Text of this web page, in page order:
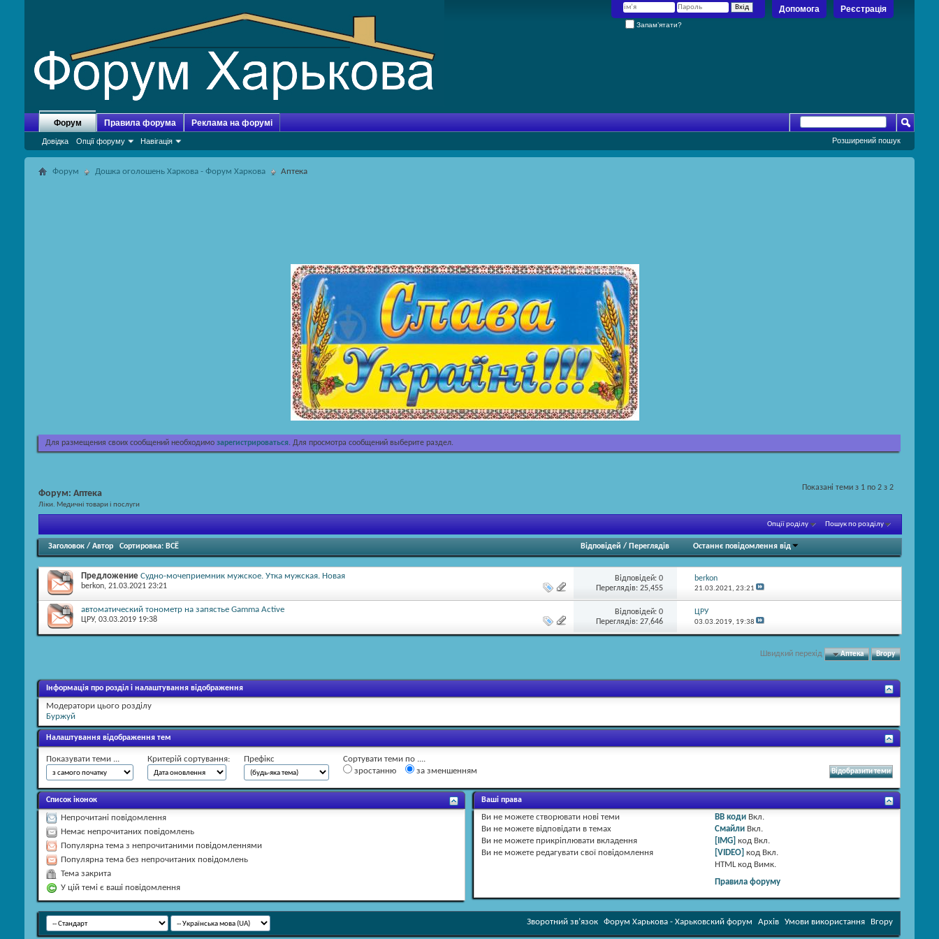
Реєстрація
Допомога
Запам’ятати?
Форум
Довідка Опції форуму Навігація
Правила форума Реклама на форумі
Розширений пошук
Форум Дошка оголошень Харкова - Форум Харкова Аптека
Для размещения своих сообщений необходимо зарегистрироваться. Для просмотра сообщений выберите раздел.
Показані теми з 1 по 2 з 2
Форум: Аптека
Ліки. Медичні товари і послуги
Опції роділу Пошук по розділу
Заголовок / Автор Сортировка: ВСЁ Відповідей / Переглядів Останнє повідомлення від
Предложение Судно-мочеприемник мужское. Утка мужская. Новая
berkon, 21.03.2021 23:21
Відповідей:0
Переглядів: 25,455
berkon
21.03.2021, 23:21
автоматический тонометр на запястье Gamma Active
ЦРУ, 03.03.2019 19:38
Відповідей:0
Переглядів: 27,646
ЦРУ
03.03.2019, 19:38
Швидкий перехід Аптека Вгору
Інформація про розділ і налаштування відображення
Модератори цього розділу
Буржуй
Налаштування відображення тем
Показувати теми ... Критерій сортування: Префікс
Сортувати теми по ....
зростанню
за зменшенням
Список іконок
Непрочитані повідомлення
Немає непрочитаних повідомлень
Популярна тема з непрочитаними повідомленнями
Популярна тема без непрочитаних повідомлень
Тема закрита
У цій темі є ваші повідомлення
Ваші права
Ви не можете створювати нові теми
Ви не можете відповідати в темах
Ви не можете прикріплювати вкладення
Ви не можете редагувати свої повідомлення
BB коди Вкл.
Смайли Вкл.
[IMG] код Вкл.
[VIDEO] код Вкл.
HTML код Вимк.
Правила форуму
Зворотний зв’язок Форум Харькова - Харьковский форум Архів Умови використання Вгору